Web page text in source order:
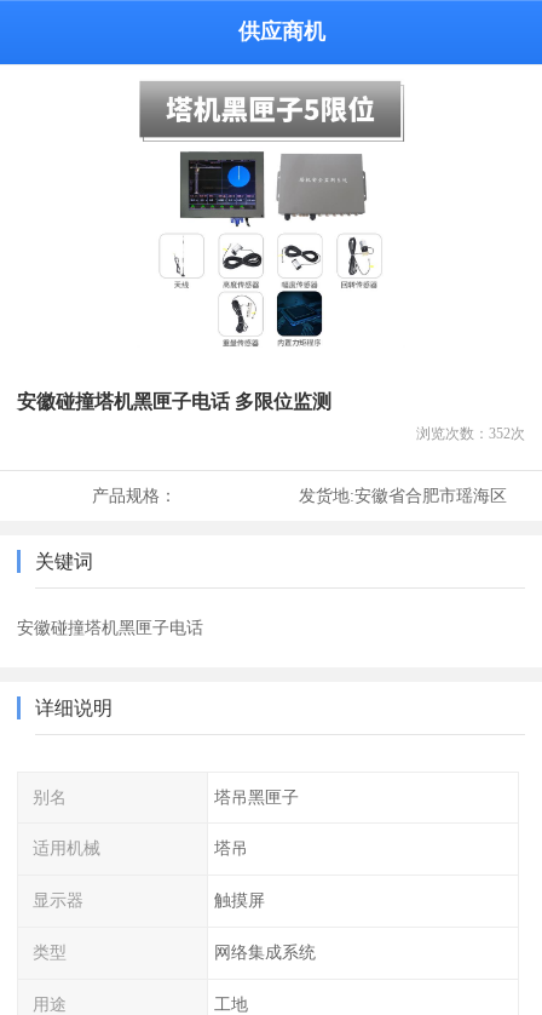
供应商机
安徽碰撞塔机黑匣子电话 多限位监测
浏览次数： 352次
产品规格： 发货地:安徽省合肥市瑶海区
关键词
安徽碰撞塔机黑匣子电话
详细说明
别名 塔吊黑匣子
适用机械 塔吊
显示器 触摸屏
类型 网络集成系统
用途 工地